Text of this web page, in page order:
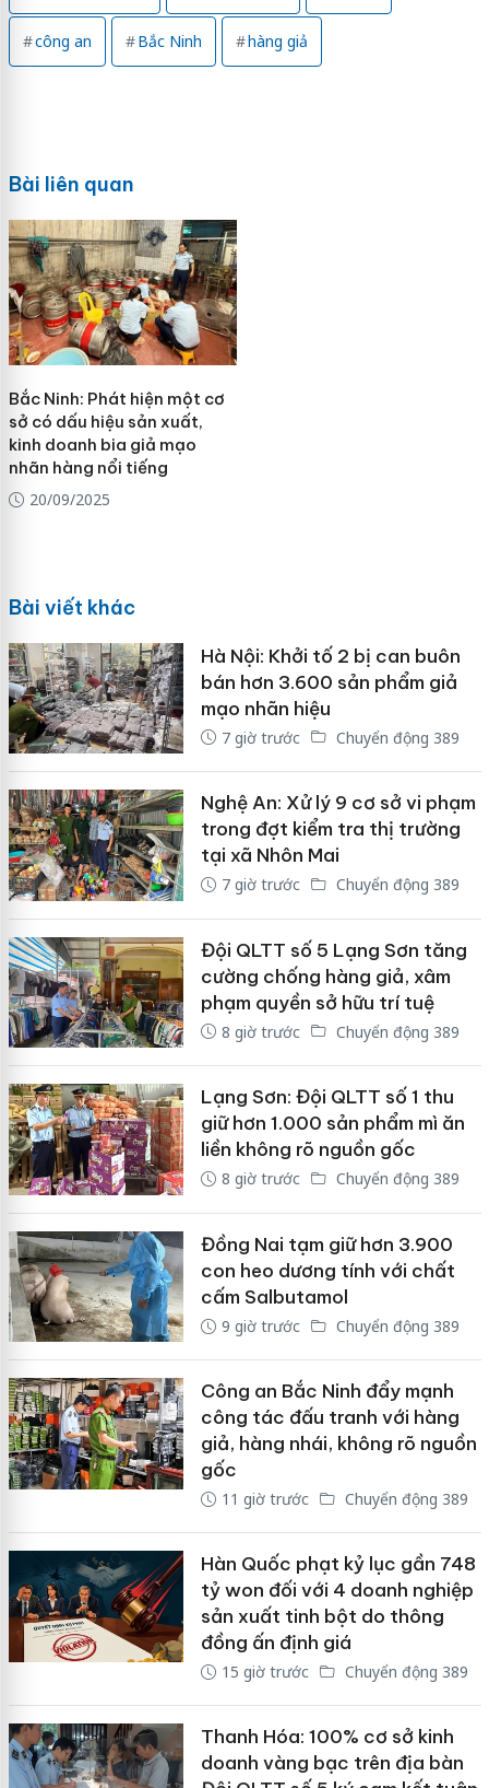
công an Bắc Ninh hàng giả
Bài liên quan
Bắc Ninh: Phát hiện một cơ
sở có dấu hiệu sản xuất,
kinh doanh bia giả mạo
nhãn hàng nổi tiếng
20/09/2025
Bài viết khác
Hà Nội: Khởi tố 2 bị can buôn
bán hơn 3.600 sản phẩm giả
mạo nhãn hiệu
7 giờ trước Chuyển động 389
Nghệ An: Xử lý 9 cơ sở vi phạm
trong đợt kiểm tra thị trường
tại xã Nhôn Mai
7 giờ trước Chuyển động 389
Đội QLTT số 5 Lạng Sơn tăng
cường chống hàng giả, xâm
phạm quyền sở hữu trí tuệ
8 giờ trước Chuyển động 389
Lạng Sơn: Đội QLTT số 1 thu
giữ hơn 1.000 sản phẩm mì ăn
liền không rõ nguồn gốc
8 giờ trước Chuyển động 389
Đồng Nai tạm giữ hơn 3.900
con heo dương tính với chất
cấm Salbutamol
9 giờ trước Chuyển động 389
Công an Bắc Ninh đẩy mạnh
công tác đấu tranh với hàng
giả, hàng nhái, không rõ nguồn
gốc
11 giờ trước Chuyển động 389
Hàn Quốc phạt kỷ lục gần 748
tỷ won đối với 4 doanh nghiệp
sản xuất tinh bột do thông
đồng ấn định giá
15 giờ trước Chuyển động 389
Thanh Hóa: 100% cơ sở kinh
doanh vàng bạc trên địa bàn